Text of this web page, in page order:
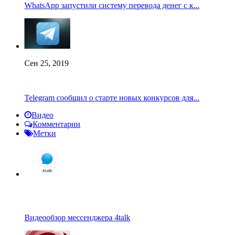
WhatsApp запустили систему перевода денег с к...
Сен 25, 2019
Telegram сообщил о старте новых конкурсов для...
Видео
Комментарии
Метки
Видеообзор мессенджера 4talk